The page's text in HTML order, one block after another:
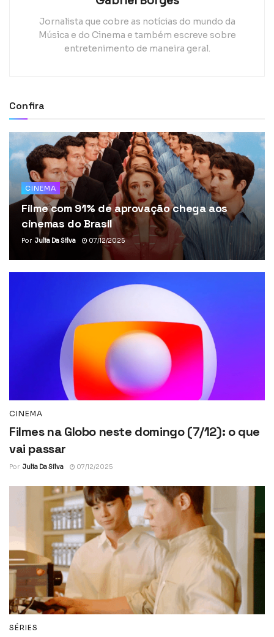
Jornalista que cobre as notícias do mundo da
Música e do Cinema e também escreve sobre
entretenimento de maneira geral.
Confira
CINEMA
Filme com 91% de aprovação chega aos
cinemas do Brasil
Por Julia Da Silva 07/12/2025
CINEMA
Filmes na Globo neste domingo (7/12): o que
vai passar
Por Julia Da Silva 07/12/2025
SÉRIES